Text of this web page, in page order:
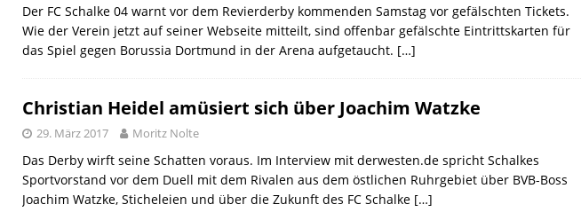
Der FC Schalke 04 warnt vor dem Revierderby kommenden Samstag vor gefälschten Tickets.
Wie der Verein jetzt auf seiner Webseite mitteilt, sind offenbar gefälschte Eintrittskarten für
das Spiel gegen Borussia Dortmund in der Arena aufgetaucht. […]
Christian Heidel amüsiert sich über Joachim Watzke
29. März 2017 Moritz Nolte
Das Derby wirft seine Schatten voraus. Im Interview mit derwesten.de spricht Schalkes
Sportvorstand vor dem Duell mit dem Rivalen aus dem östlichen Ruhrgebiet über BVB-Boss
Joachim Watzke, Sticheleien und über die Zukunft des FC Schalke […]